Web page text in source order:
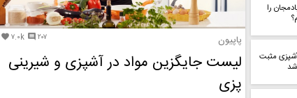
را
آشپزی مثبت
پاپیون
لیست جایگزین مواد در آشپزی و شیرینی
پزی
۷.۰k  ۲۰۷ 